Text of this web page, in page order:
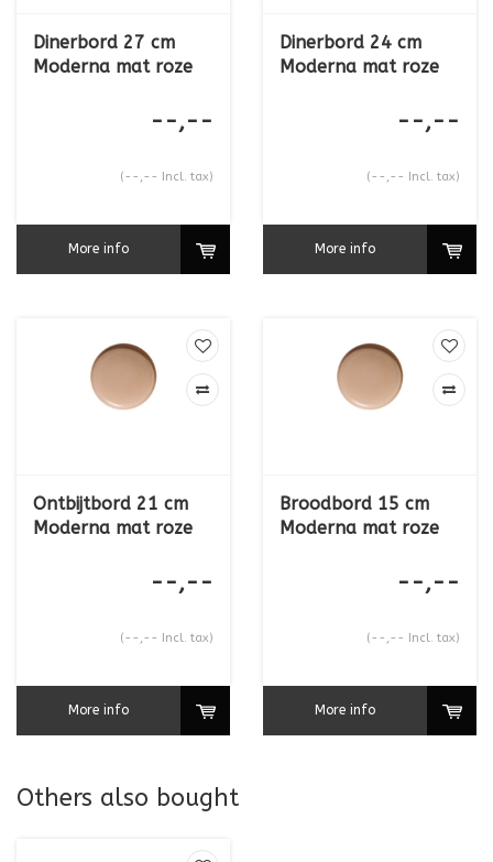
Dinerbord 27 cm
Moderna mat roze
--,--
(--,-- Incl. tax)
More info
Dinerbord 24 cm
Moderna mat roze
--,--
(--,-- Incl. tax)
More info
Ontbijtbord 21 cm
Moderna mat roze
--,--
(--,-- Incl. tax)
More info
Broodbord 15 cm
Moderna mat roze
--,--
(--,-- Incl. tax)
More info
Others also bought